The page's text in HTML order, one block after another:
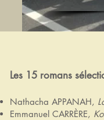
Les 15 romans
Nathacha APPANAH,
Emmanuel CARRÈRE,